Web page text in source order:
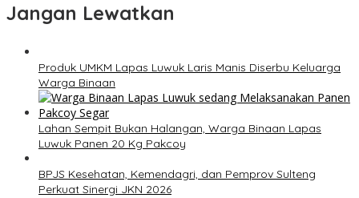
Jangan Lewatkan
Produk UMKM Lapas Luwuk Laris Manis Diserbu Keluarga
Warga Binaan
Lahan Sempit Bukan Halangan, Warga Binaan Lapas
Luwuk Panen 20 Kg Pakcoy
BPJS Kesehatan, Kemendagri, dan Pemprov Sulteng
Perkuat Sinergi JKN 2026